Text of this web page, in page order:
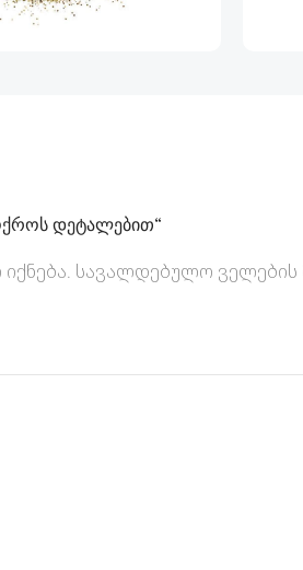
დეტალებით“
სავალდებულო ველების